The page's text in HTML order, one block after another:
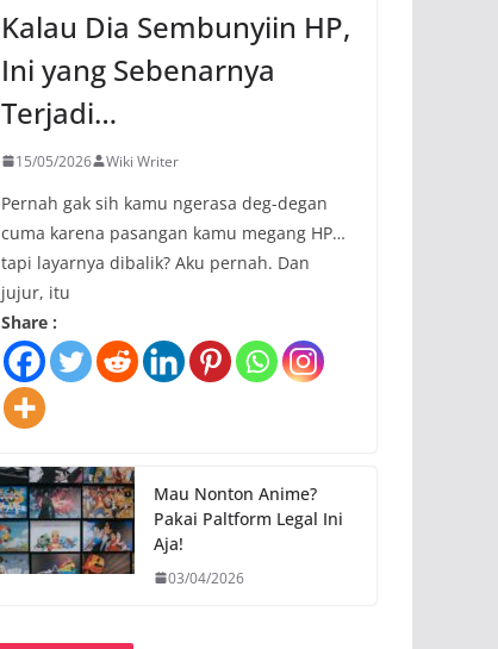
Kalau Dia Sembunyiin HP,
Ini yang Sebenarnya
Terjadi…
15/05/2026 Wiki Writer
Pernah gak sih kamu ngerasa deg-degan
cuma karena pasangan kamu megang HP…
tapi layarnya dibalik? Aku pernah. Dan
jujur, itu
Share :
Mau Nonton Anime?
Pakai Paltform Legal Ini
Aja!
03/04/2026